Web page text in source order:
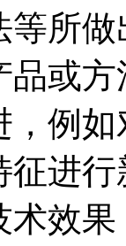
所
或
，例
征进
效